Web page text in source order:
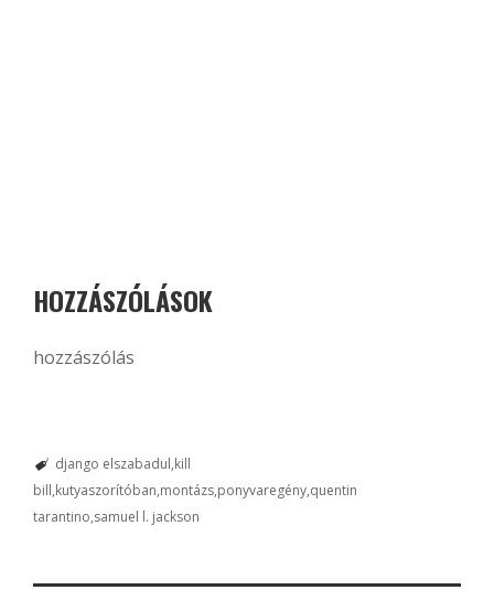
HOZZÁSZÓLÁSOK
hozzászólás
django elszabadul kill
bill kutyaszorítóban montázs ponyvaregény quentin
tarantino samuel l. jackson